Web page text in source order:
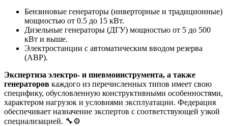
Бензиновые генераторы (инверторные и традиционные)
мощностью от 0.5 до 15 кВт.
Дизельные генераторы (ДГУ) мощностью от 5 до 500
кВт и выше.
Электростанции с автоматическим вводом резерва
(АВР).
Экспертиза электро- и пневмоинструмента, а также
генераторов каждого из перечисленных типов имеет свою
специфику, обусловленную конструктивными особенностями,
характером нагрузок и условиями эксплуатации. Федерация
обеспечивает назначение экспертов с соответствующей узкой
специализацией. 🔧⚙️